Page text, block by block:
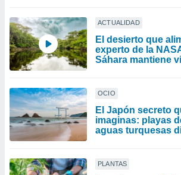
ACTUALIDAD
El desierto que
experto de la
Sáhara mantiene
OCIO
El Japón secreto
imaginas: playas
aguas turquesas
PLANTAS